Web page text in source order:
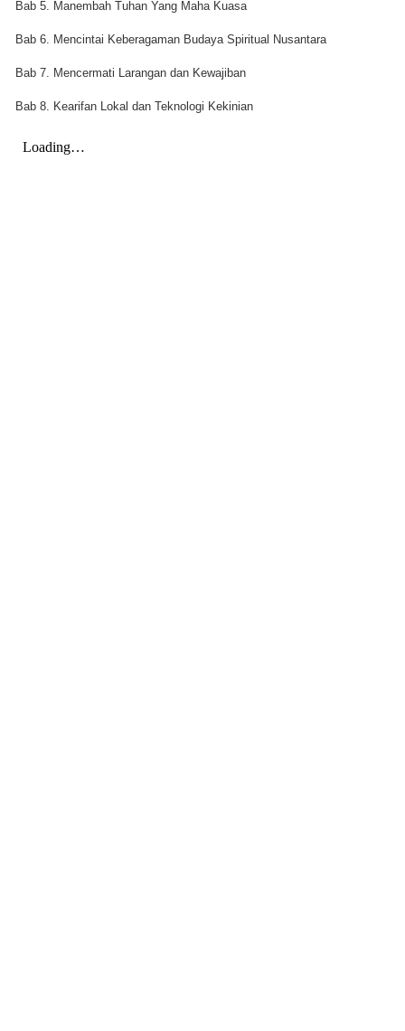
Bab 5. Manembah Tuhan Yang Maha Kuasa
Bab 6. Mencintai Keberagaman Budaya Spiritual Nusantara
Bab 7. Mencermati Larangan dan Kewajiban
Bab 8. Kearifan Lokal dan Teknologi Kekinian